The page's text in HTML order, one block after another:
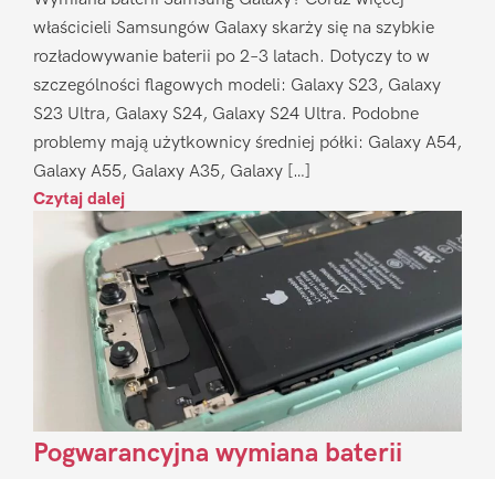
właścicieli Samsungów Galaxy skarży się na szybkie
rozładowywanie baterii po 2–3 latach. Dotyczy to w
szczególności flagowych modeli: Galaxy S23, Galaxy
S23 Ultra, Galaxy S24, Galaxy S24 Ultra. Podobne
problemy mają użytkownicy średniej półki: Galaxy A54,
Galaxy A55, Galaxy A35, Galaxy […]
Czytaj dalej
Pogwarancyjna wymiana baterii